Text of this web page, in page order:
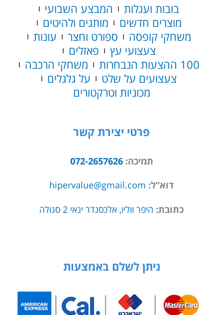
בובות ועגלות
המבצע השבועי
מוצרים חדשים
מותגים ולהיטים
משחקי קופסה
ספורט וחצר
עונות
צעצועי עץ
פאזלים
100 ההצעות הנבחרות
משחקי הרכבה
צעצועים על שלט
על גלגלים
מכוניות וטרקטורים
פרטי יצירת קשר
תמיכה:072-2657626
דוא”ל: hipervalue@gmail.com
כתובת: היפר ווליו, אלכסנדר ינאי 2 סגולה
ניתן לשלם באמצעות